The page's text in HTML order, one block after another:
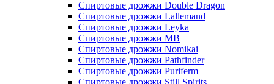
Спиртовые дрожжи Double Dragon
Спиртовые дрожжи Lallemand
Спиртовые дрожжи Leyka
Спиртовые дрожжи MB
Спиртовые дрожжи Nomikai
Спиртовые дрожжи Pathfinder
Спиртовые дрожжи Puriferm
Спиртовые дрожжи Still Spirits